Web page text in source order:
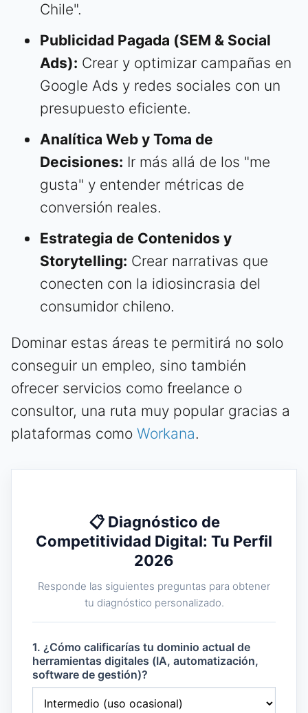
Chile".
Publicidad Pagada (SEM & Social
Ads): Crear y optimizar campañas en
Google Ads y redes sociales con un
presupuesto eficiente.
Analítica Web y Toma de
Decisiones: Ir más allá de los "me
gusta" y entender métricas de
conversión reales.
Estrategia de Contenidos y
Storytelling: Crear narrativas que
conecten con la idiosincrasia del
consumidor chileno.
Dominar estas áreas te permitirá no solo
conseguir un empleo, sino también
ofrecer servicios como freelance o
consultor, una ruta muy popular gracias a
plataformas como Workana.
📋 Diagnóstico de
Competitividad Digital: Tu Perfil
2026
Responde las siguientes preguntas para obtener
tu diagnóstico personalizado.
1. ¿Cómo calificarías tu dominio actual de
herramientas digitales (IA, automatización,
software de gestión)?